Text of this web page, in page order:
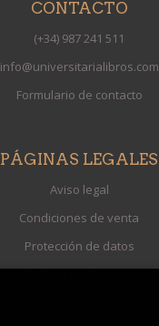
CONTACTO
(+34) 987 241 511
info@universitarialibros.com
Formulario de contacto
PÁGINAS LEGALES
Aviso legal
Condiciones de venta
Protección de datos
Política de Cookies